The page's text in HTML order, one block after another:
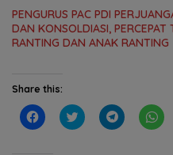
PENGURUS PAC PDI
DAN KONSOLDIASI, PERCEPAT
RANTING DAN ANAK RANTING
Share this:
C
l
C
l
C
l
C
l